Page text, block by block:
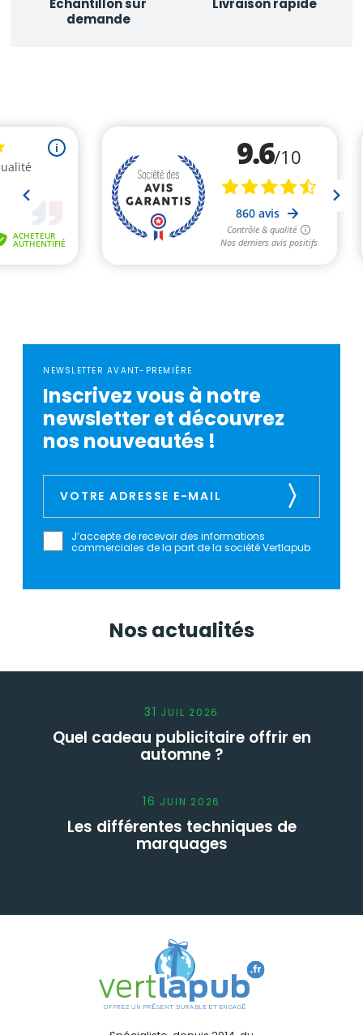
Échantillon sur
demande
Livraison rapide
NEWSLETTER AVANT-PREMIÈRE
Inscrivez vous à notre
newsletter et découvrez
nos nouveautés !
J’accepte de recevoir des informations
commerciales de la part de la société Vertlapub
Nos actualités
31 JUIL 2026
Quel cadeau publicitaire offrir en
automne ?
16 JUIN 2026
Les différentes techniques de
marquages